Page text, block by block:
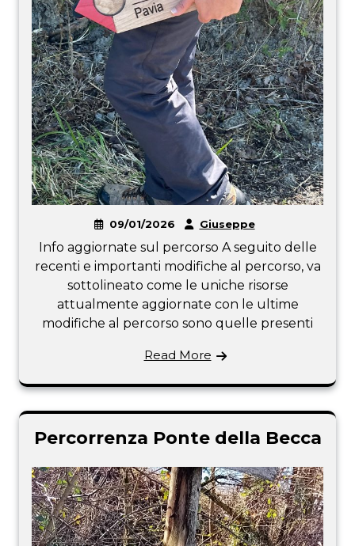
09/01/2026 Giuseppe
Info aggiornate sul percorso A seguito delle
recenti e importanti modifiche al percorso, va
sottolineato come le uniche risorse
attualmente aggiornate con le ultime
modifiche al percorso sono quelle presenti
Read More
Percorrenza Ponte della Becca